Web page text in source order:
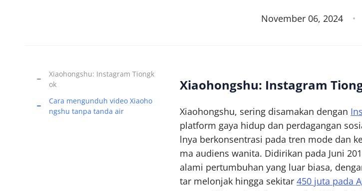
November 06, 2024
Xiaohongshu: Instagram Tiongk
ok
Cara mengunduh video Xiaoho
ngshu tanpa tanda air
Xiaohongshu: Instagram
Xiaohongshu, sering disamakan dengan
platform gaya hidup dan perdagangan
lnya berkonsentrasi pada tren mode dan
ma audiens wanita. Didirikan pada Juni
alami pertumbuhan yang luar biasa,
tar melonjak hingga sekitar 450 juta pada